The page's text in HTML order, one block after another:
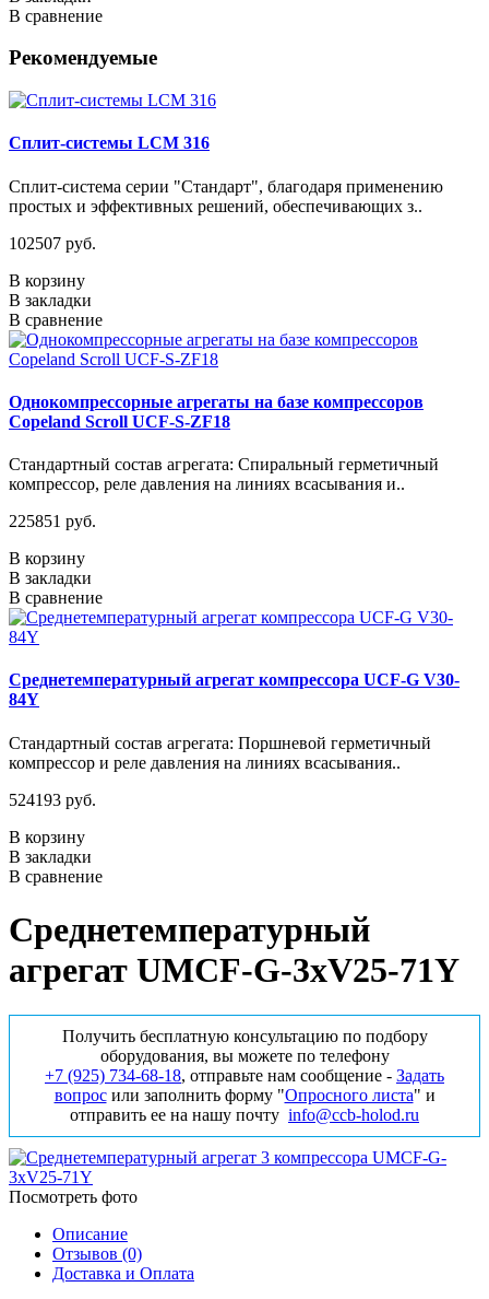
В сравнение
Рекомендуемые
Сплит-системы LCM 316
Сплит-система серии "Стандарт", благодаря применению
простых и эффективных решений, обеспечивающих з..
102507 руб.
В корзину
В закладки
В сравнение
Однокомпрессорные агрегаты на базе компрессоров
Copeland Scroll UCF-S-ZF18
Стандартный состав агрегата: Спиральный герметичный
компрессор, реле давления на линиях всасывания и..
225851 руб.
В корзину
В закладки
В сравнение
Среднетемпературный агрегат компрессора UCF-G V30-
84Y
Стандартный состав агрегата: Поршневой герметичный
компрессор и реле давления на линиях всасывания..
524193 руб.
В корзину
В закладки
В сравнение
Среднетемпературный
агрегат UMCF-G-3xV25-71Y
Получить бесплатную консультацию по подбору
оборудования, вы можете по телефону
+7 (925) 734‑68‑18, отправьте нам сообщение - Задать
вопросили заполнить форму "Опросного листа" и
отправить ее на нашу почту info@ccb-holod.ru
Посмотреть фото
Описание
Отзывов (0)
Доставка и Оплата